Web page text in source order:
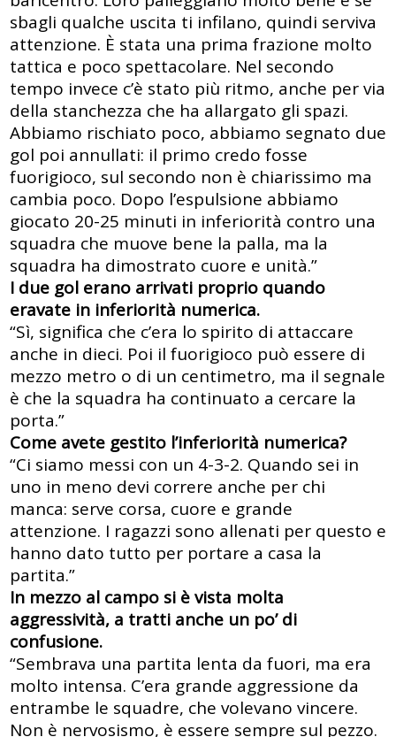
sbagli qualche uscita ti infilano, quindi serviva
attenzione. È stata una prima frazione molto
tattica e poco spettacolare. Nel secondo
tempo invece c’è stato più ritmo, anche per via
della stanchezza che ha allargato gli spazi.
Abbiamo rischiato poco, abbiamo segnato due
gol poi annullati: il primo credo fosse
fuorigioco, sul secondo non è chiarissimo ma
cambia poco. Dopo l’espulsione abbiamo
giocato 20-25 minuti in inferiorità contro una
squadra che muove bene la palla, ma la
squadra ha dimostrato cuore e unità.”
I due gol erano arrivati proprio quando
eravate in inferiorità numerica.
“Sì, significa che c’era lo spirito di attaccare
anche in dieci. Poi il fuorigioco può essere di
mezzo metro o di un centimetro, ma il segnale
è che la squadra ha continuato a cercare la
porta.”
Come avete gestito l’inferiorità numerica?
“Ci siamo messi con un 4-3-2. Quando sei in
uno in meno devi correre anche per chi
manca: serve corsa, cuore e grande
attenzione. I ragazzi sono allenati per questo e
hanno dato tutto per portare a casa la
partita.”
In mezzo al campo si è vista molta
aggressività, a tratti anche un po’ di
confusione.
“Sembrava una partita lenta da fuori, ma era
molto intensa. C’era grande aggressione da
entrambe le squadre, che volevano vincere.
Non è nervosismo, è essere sempre sul pezzo.